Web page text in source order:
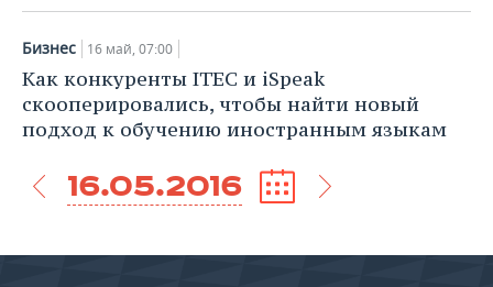
Бизнес 16 май, 07:00
Как конкуренты ITEC и iSpeak
скооперировались, чтобы найти новый
подход к обучению иностранным языкам
16.05.2016